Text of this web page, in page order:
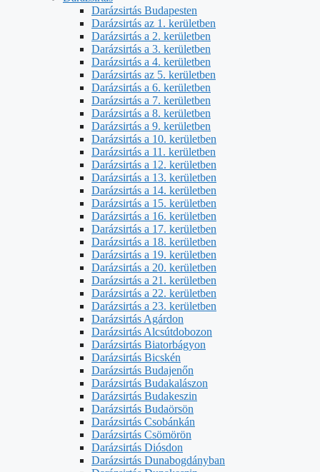
Darázsirtás Budapesten
Darázsirtás az 1. kerületben
Darázsirtás a 2. kerületben
Darázsirtás a 3. kerületben
Darázsirtás a 4. kerületben
Darázsirtás az 5. kerületben
Darázsirtás a 6. kerületben
Darázsirtás a 7. kerületben
Darázsirtás a 8. kerületben
Darázsirtás a 9. kerületben
Darázsirtás a 10. kerületben
Darázsirtás a 11. kerületben
Darázsirtás a 12. kerületben
Darázsirtás a 13. kerületben
Darázsirtás a 14. kerületben
Darázsirtás a 15. kerületben
Darázsirtás a 16. kerületben
Darázsirtás a 17. kerületben
Darázsirtás a 18. kerületben
Darázsirtás a 19. kerületben
Darázsirtás a 20. kerületben
Darázsirtás a 21. kerületben
Darázsirtás a 22. kerületben
Darázsirtás a 23. kerületben
Darázsirtás Agárdon
Darázsirtás Alcsútdobozon
Darázsirtás Biatorbágyon
Darázsirtás Bicskén
Darázsirtás Budajenőn
Darázsirtás Budakalászon
Darázsirtás Budakeszin
Darázsirtás Budaörsön
Darázsirtás Csobánkán
Darázsirtás Csömörön
Darázsirtás Diósdon
Darázsirtás Dunabogdányban